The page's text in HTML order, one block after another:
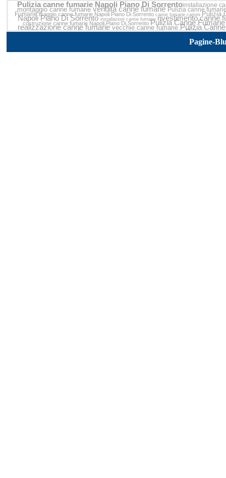
Pulizia canne fumarie Napoli Piano Di Sorrentoinstallazione
montaggio canne fumarievendita canne fumarie Pulizia canne
Fumarie tiraggio canne fumarie Napoli Piano Di Sorrento canne fumarie camini Pulizia
Napoli Piano Di Sorrento installazioni canne fumarie rivestimento canne
costruzione canne fumarie Napoli Piano Di Sorrento Pulizia Canne Fumarie
realizzazione canne fumarievecchie canne fumariePulizia
riparazione canne fumarierisanamento canne fumariePulizia
Pagine-